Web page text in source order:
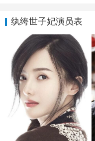
纨绔世子妃演员表